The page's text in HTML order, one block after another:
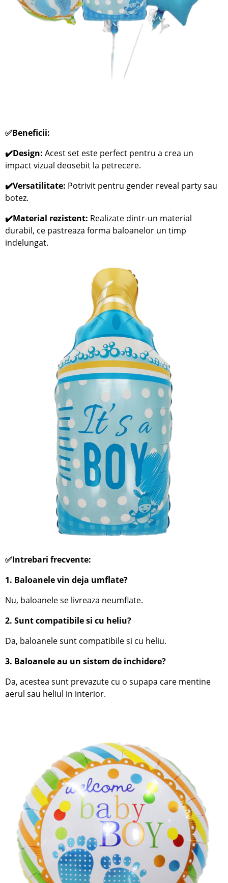
✅Beneficii:
✔️Design:Acest set este perfect pentru a crea un
impact vizual deosebit la petrecere.
✔️Versatilitate: Potrivit pentru gender reveal party sau
botez.
✔️Material rezistent: Realizate dintr-un material
durabil, ce pastreaza forma baloanelor un timp
indelungat.
✅Intrebari frecvente:
1. Baloanele vin deja umflate?
Nu, baloanele se livreaza neumflate.
2. Sunt compatibile si cu heliu?
Da, baloanele sunt compatibile si cu heliu.
3. Baloanele au un sistem de inchidere?
Da, acestea sunt prevazute cu o supapa care mentine
aerul sau heliul in interior.